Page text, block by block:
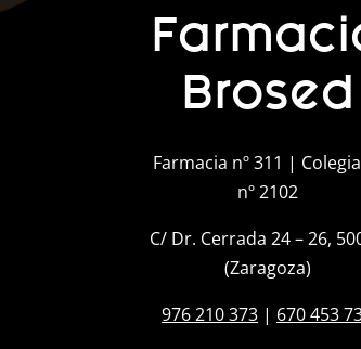
Brosed
Farmacia nº 311 |
nº 2102
C/ Dr. Cerrada 24 – 26,
(Zaragoza)
976 210 373 | 670 453